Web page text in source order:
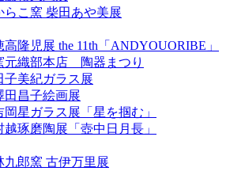
らこ窯 柴田あや美展
高隆児展 the 11th「ANDYOUORIBE」
元織部本店 陶器まつり
子美紀ガラス展
田昌子絵画展
岡星ガラス展「星を掴む」
越琢磨陶展「壺中日月長」
九郎窯 古伊万里展